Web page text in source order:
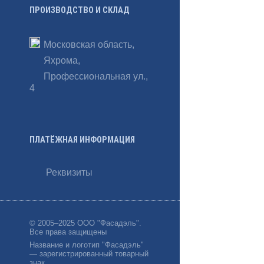
Фахверк
Ар-деко
Современный
2010–2014
ПРОИЗВОДСТВО И СКЛАД
Московская область,
Яхрома,
Профессиональная ул.,
4
ПЛАТЁЖНАЯ ИНФОРМАЦИЯ
Реквизиты
© 2005–2025 ООО "Фасадэль".
Все права защищены
Название и логотип "Фасадэль"
— зарегистрированный товарный